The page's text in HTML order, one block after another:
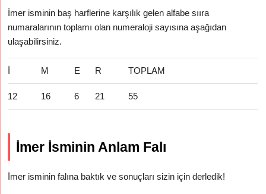
İmer isminin baş harflerine karşılık gelen alfabe sııra
numaralarının toplamı olan numeraloji sayısına aşağıdan
ulaşabilirsiniz.
İ M E R TOPLAM
12 16 6 21 55
İmer İsminin Anlam Falı
İmer isminin falına baktık ve sonuçları sizin için derledik!